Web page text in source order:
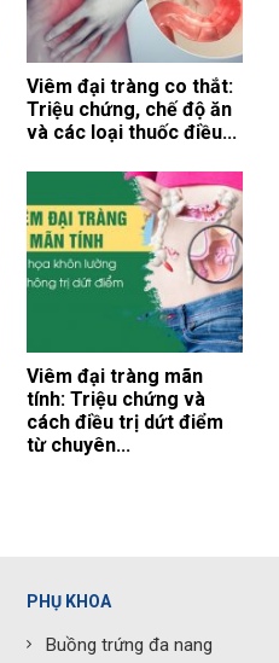
Viêm đại tràng co thắt:
Triệu chứng, chế độ ăn
và các loại thuốc điều...
Viêm đại tràng mãn
tính: Triệu chứng và
cách điều trị dứt điểm
từ chuyên...
PHỤ KHOA
Buồng trứng đa nang